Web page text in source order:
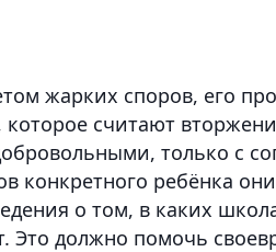
жарких споров, его
которое считают
только с
конкретного ребёнка
о том, в каких
Это должно помочь